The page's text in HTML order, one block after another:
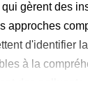
gèrent des
approches
d'identifier
à la